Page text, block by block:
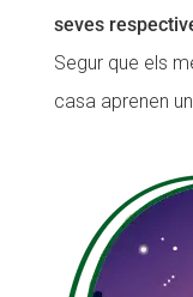
seves
Segur que els
casa aprenen